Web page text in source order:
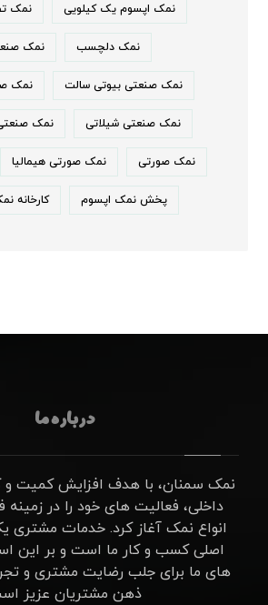
نمک اپسوم یک کیلویی نمک
نمک دلچسب نمک
نمک صنعتی بیوتی سالت نمک
نمک صنعتی شیلاتی نمک
نمک صورتی نمک صورتی هیمالیا
پخش نمک اپسوم کارخانه
درباره ما
نمک سمنان، با هدف افزایش کمیت
داخلی، فعالیت های خود را در
انواع نمک آغاز کرد. خدمات مشتری
اصلی کسب و کار ما است و بر این
های ما برای جلب رضایت مشتری و
ذهن مشتریان عزیز